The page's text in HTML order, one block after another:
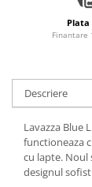
Finantare
Descriere
Lavazza Blue
functioneaza
cu lapte. Noul
designul